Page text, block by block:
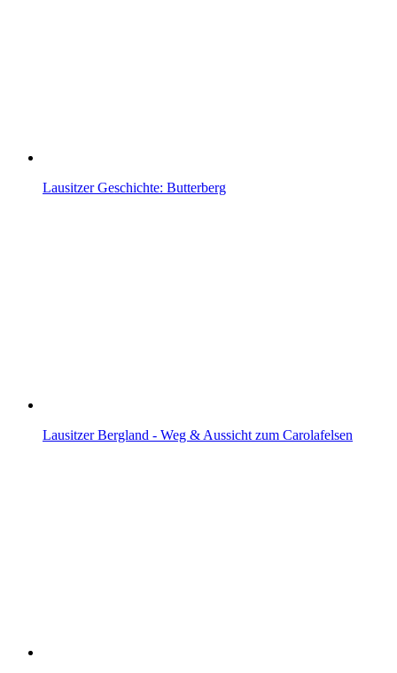
Lausitzer Geschichte: Butterberg
Lausitzer Bergland - Weg & Aussicht zum Carolafelsen